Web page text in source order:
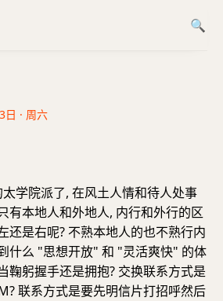
日 · 周六
学院派了, 在风土人情和待人处事
有本地人和外地人, 内行和外行的区
还是右呢? 不熟本地人的也不熟行内
什么 "思想开放" 和 "灵活爽快" 的体
鞠躬握手还是拥抱? 交换联系方式是
联系方式是要先明信片打招呼然后